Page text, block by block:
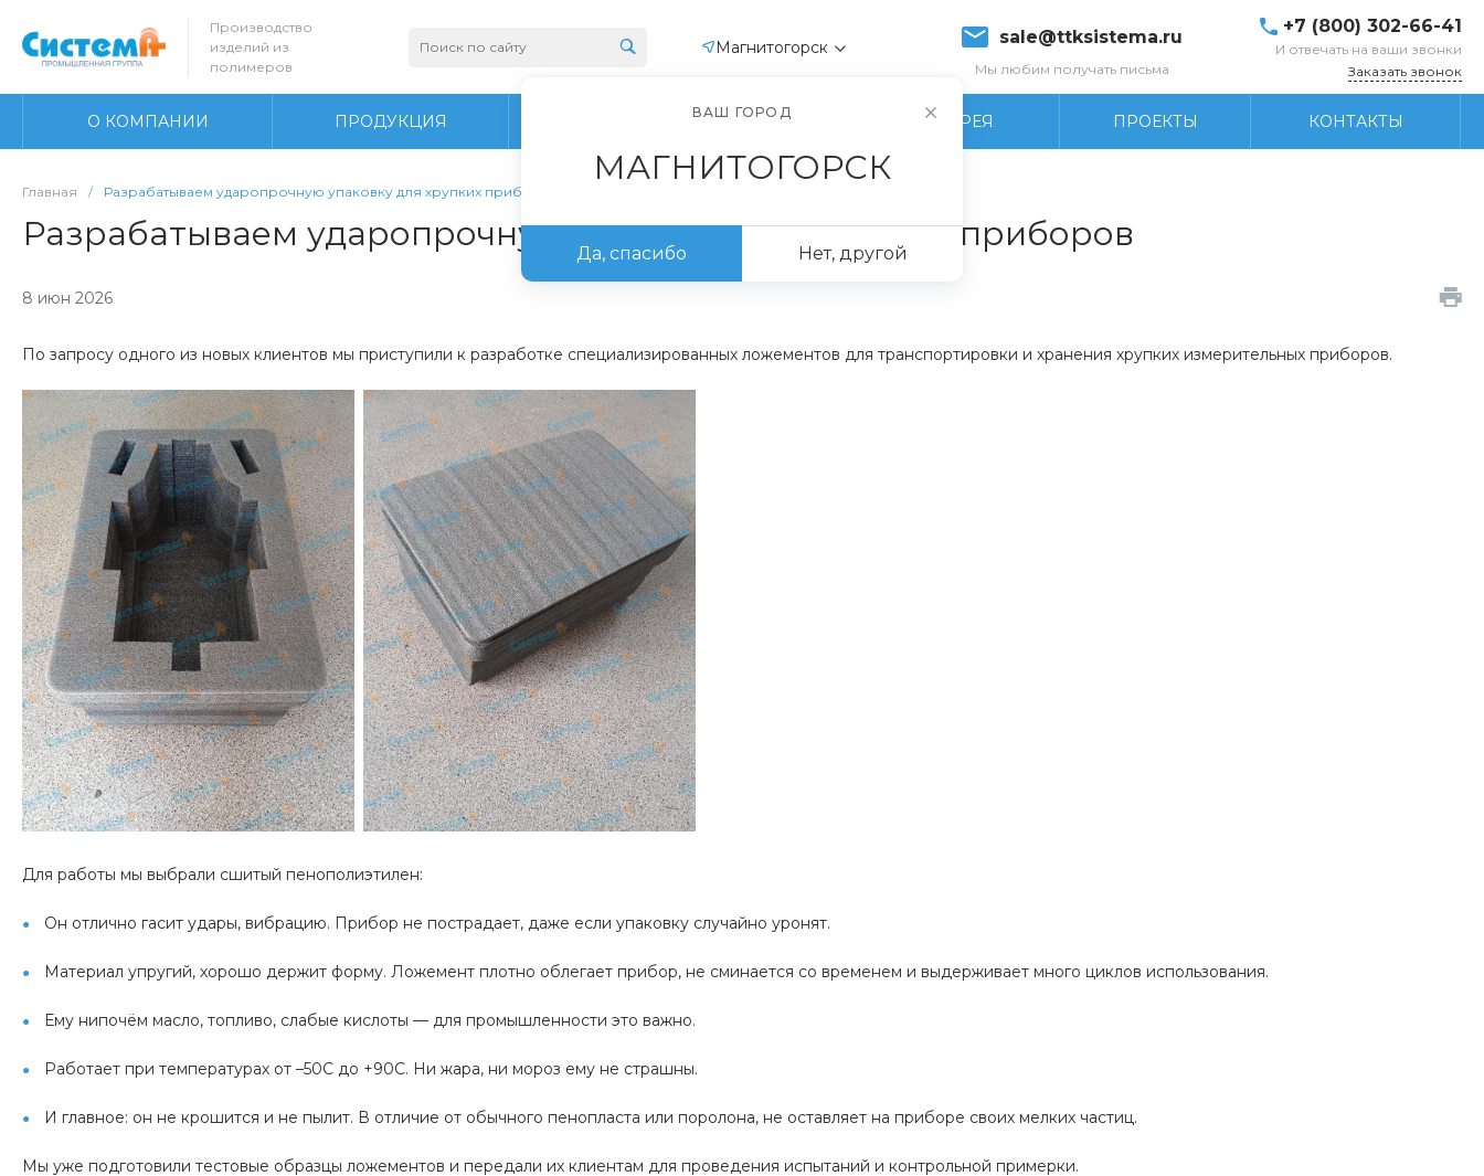
Производство
изделий из
полимеров
Магнитогорск sale@ttksistema.ru
Мы любим получать письма
+7 (800) 302-66-41
И отвечать на ваши звонки
Заказать звонок
О КОМПАНИИ ПРОДУКЦИЯ ПРОИЗВОДСТВО ФОТОГАЛЕРЕЯ ПРОЕКТЫ КОНТАКТЫ
Главная / Разрабатываем ударопрочную упаковку для хрупких приборов
Разрабатываем ударопрочную упаковку для хрупких приборов
8 июн 2026
По запросу одного из новых клиентов мы приступили к разработке специализированных ложементов для транспортировки и хранения хрупких измерительных приборов.
Для работы мы выбрали сшитый пенополиэтилен:
Он отлично гасит удары, вибрацию. Прибор не пострадает, даже если упаковку случайно уронят.
Материал упругий, хорошо держит форму. Ложемент плотно облегает прибор, не сминается со временем и выдерживает много циклов использования.
Ему нипочём масло, топливо, слабые кислоты — для промышленности это важно.
Работает при температурах от –50C до +90C. Ни жара, ни мороз ему не страшны.
И главное: он не крошится и не пылит. В отличие от обычного пенопласта или поролона, не оставляет на приборе своих мелких частиц.
Мы уже подготовили тестовые образцы ложементов и передали их клиентам для проведения испытаний и контрольной примерки.
ВАШ ГОРОД
МАГНИТОГОРСК
Да, спасибо Нет, другой